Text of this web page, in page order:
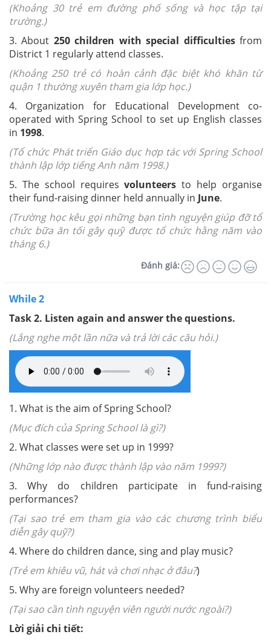
(Khoảng 30 trẻ em đường phố sống và học tập tại
trường.)
3. About 250 children with special difficultiesfrom
District 1 regularly attend classes.
(Khoảng 250 trẻ có hoàn cảnh đặc biệt khó khăn từ
quận 1 thường xuyên tham gia lớp học.)
4. Organization for Educational Development co-
operated with Spring School to set up English classes
in 1998.
(Tổ chức Phát triển Giáo dục hợp tác với Spring School
thành lập lớp tiếng Anh năm 1998.)
5. The school requiresvolunteers to help organise
their fund-raising dinner held annually in June.
(Trường học kêu gọi những bạn tình nguyện giúp đỡ tổ
chức bữa ăn tối gây quỹ được tổ chức hằng năm vào
tháng 6.)
Đánh giá:
While 2
Task 2. Listen again and answer the questions.
(Lắng nghe một lần nữa và trả lời các câu hỏi.)
1. What is the aim of Spring School?
(Mục đích của Spring School là gì?)
2. What classes were set up in 1999?
(Những lớp nào được thành lập vào năm 1999?)
3. Why do children participate in fund-raising
performances?
(Tại sao trẻ em tham gia vào các chương trình biểu
diễn gây quỹ?)
4. Where do children dance, sing and play music?
(Trẻ em khiêu vũ, hát và chơi nhạc ở đâu?)
5. Why are foreign volunteers needed?
(Tại sao cần tình nguyện viên người nước ngoài?)
Lời giải chi tiết: